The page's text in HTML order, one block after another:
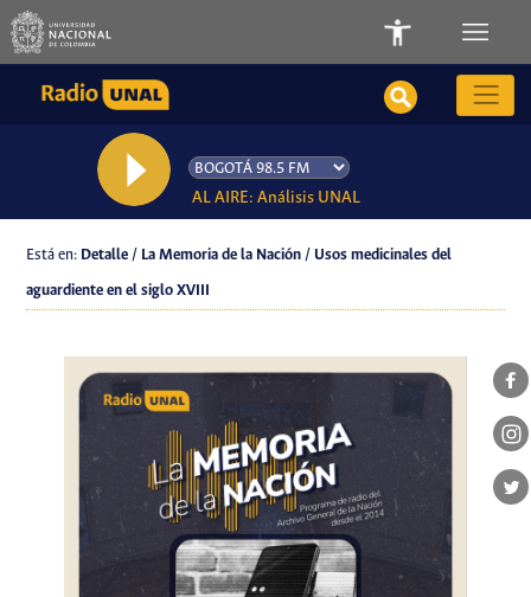
AL AIRE: Análisis UNAL
Está en: Detalle / La Memoria de la Nación / Usos medicinales del
aguardiente en el siglo XVIII